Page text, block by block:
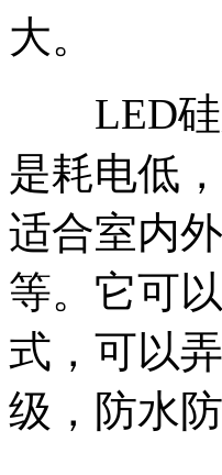
大。
LED硅
是耗电低
适合室内
等。它可
式，可以
级，防水